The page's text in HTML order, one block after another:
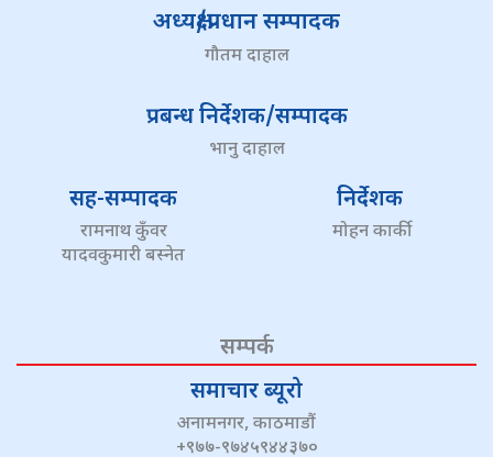
अध्यक्ष/प्रधान सम्पादक
गौतम दाहाल
प्रबन्ध निर्देशक/सम्पादक
भानु दाहाल
सह-सम्पादक
रामनाथ कुँवर
यादवकुमारी बस्नेत
निर्देशक
मोहन कार्की
सम्पर्क
समाचार ब्यूरो
अनामनगर, काठमाडौं
+९७७-९७४५९४४३७०